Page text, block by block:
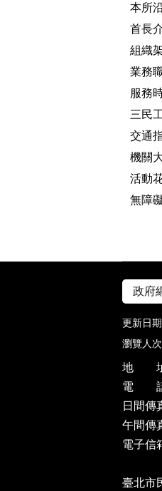
本所
首長
組織
業務
服務
三民
交通
機關
活動
無障
政府
更新日期
瀏覽人次
地 址
電 話
日間傳
午間傳
電子信
臺北市